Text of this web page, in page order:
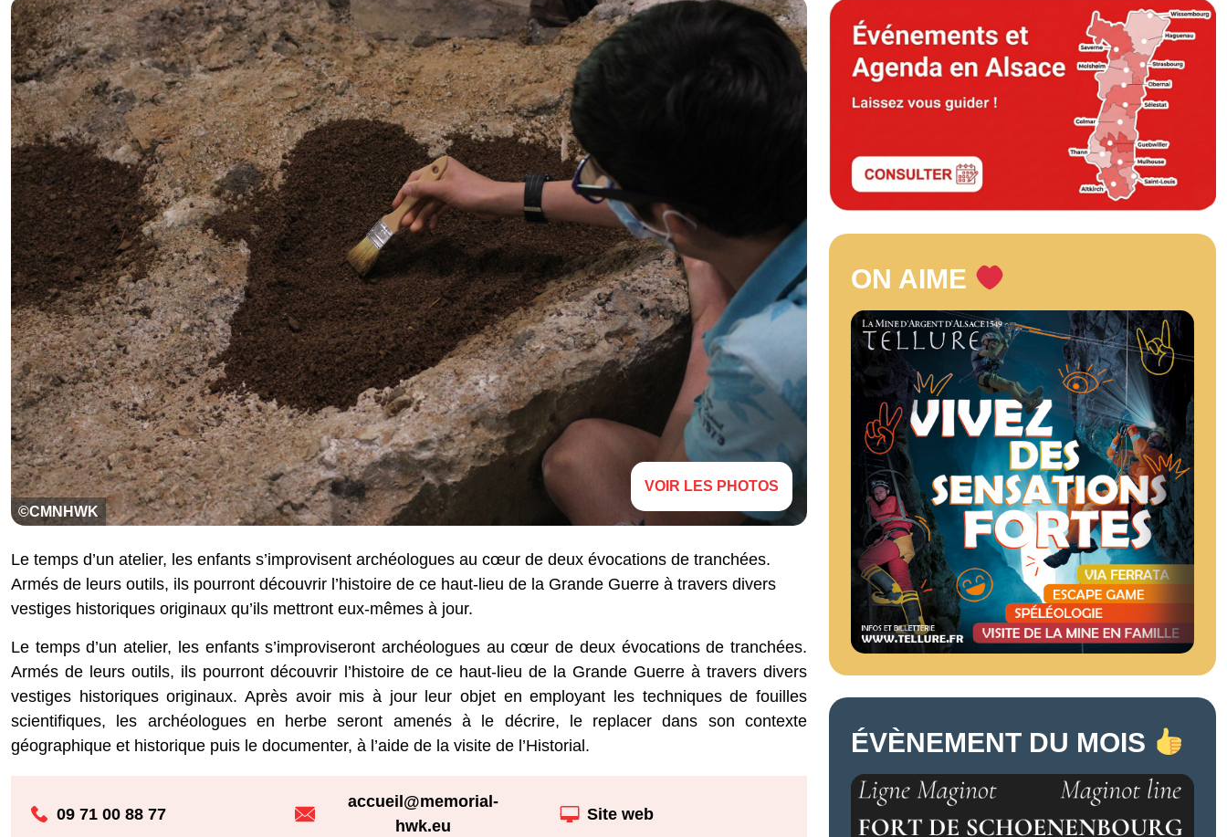
©CMNHWK
VOIR LES PHOTOS
Le temps d’un atelier, les enfants s’improvisent archéologues au cœur de deux évocations de tranchées.
Armés de leurs outils, ils pourront découvrir l’histoire de ce haut-lieu de la Grande Guerre à travers divers
vestiges historiques originaux qu’ils mettront eux-mêmes à jour.
Le temps d’un atelier, les enfants s’improviseront archéologues au cœur de deux évocations de tranchées.
Armés de leurs outils, ils pourront découvrir l’histoire de ce haut-lieu de la Grande Guerre à travers divers
vestiges historiques originaux. Après avoir mis à jour leur objet en employant les techniques de fouilles
scientifiques, les archéologues en herbe seront amenés à le décrire, le replacer dans son contexte
géographique et historique puis le documenter, à l’aide de la visite de l’Historial.
09 71 00 88 77
accueil@memorial-
hwk.eu
Site web
ON AIME
ÉVÈNEMENT DU MOIS